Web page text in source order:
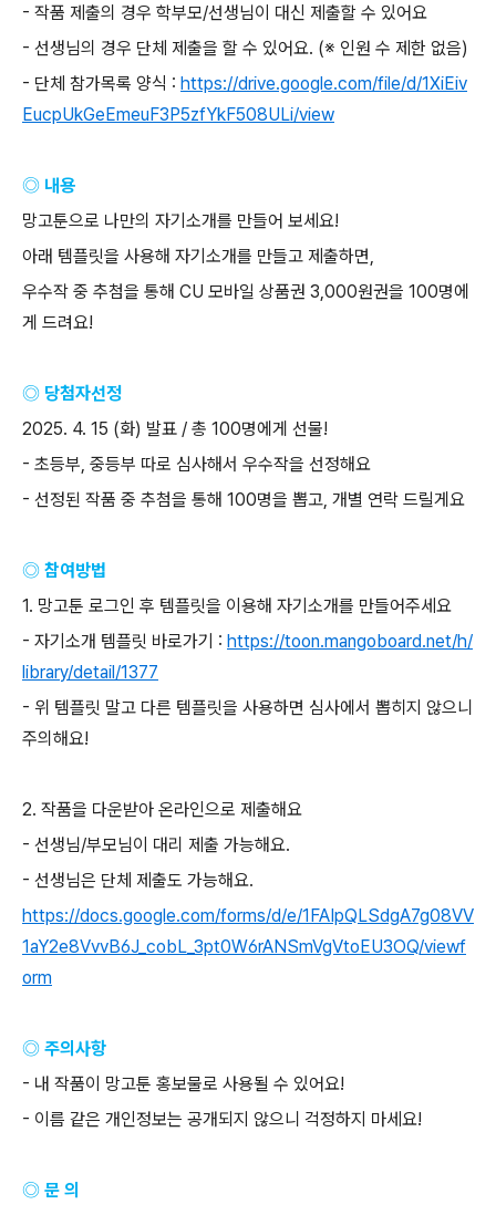
- 작품 제출의 경우 학부모/선생님이 대신 제출할 수 있어요
- 선생님의 경우 단체 제출을 할 수 있어요. (※ 인원 수 제한 없음)
- 단체 참가목록 양식 : https://drive.google.com/file/d/1XiEiv
EucpUkGeEmeuF3P5zfYkF508ULi/view
◎ 내용
망고툰으로 나만의 자기소개를 만들어 보세요!
아래 템플릿을 사용해 자기소개를 만들고 제출하면,
우수작 중 추첨을 통해 CU 모바일 상품권 3,000원권을 100명에
게 드려요!
◎ 당첨자선정
2025. 4. 15 (화) 발표 / 총 100명에게 선물!
- 초등부, 중등부 따로 심사해서 우수작을 선정해요
- 선정된 작품 중 추첨을 통해 100명을 뽑고, 개별 연락 드릴게요
◎ 참여방법
1. 망고툰 로그인 후 템플릿을 이용해 자기소개를 만들어주세요
- 자기소개 템플릿 바로가기 : https://toon.mangoboard.net/h/
library/detail/1377
- 위 템플릿 말고 다른 템플릿을 사용하면 심사에서 뽑히지 않으니
주의해요!
2. 작품을 다운받아 온라인으로 제출해요
- 선생님/부모님이 대리 제출 가능해요.
- 선생님은 단체 제출도 가능해요.
https://docs.google.com/forms/d/e/1FAIpQLSdgA7g08VV
1aY2e8VvvB6J_cobL_3pt0W6rANSmVgVtoEU3OQ/viewf
orm
◎ 주의사항
- 내 작품이 망고툰 홍보물로 사용될 수 있어요!
- 이름 같은 개인정보는 공개되지 않으니 걱정하지 마세요!
◎ 문 의